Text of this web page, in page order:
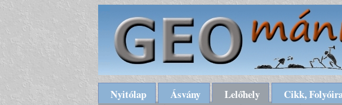
Nyitólap Ásvány Lelőhely Cikk,